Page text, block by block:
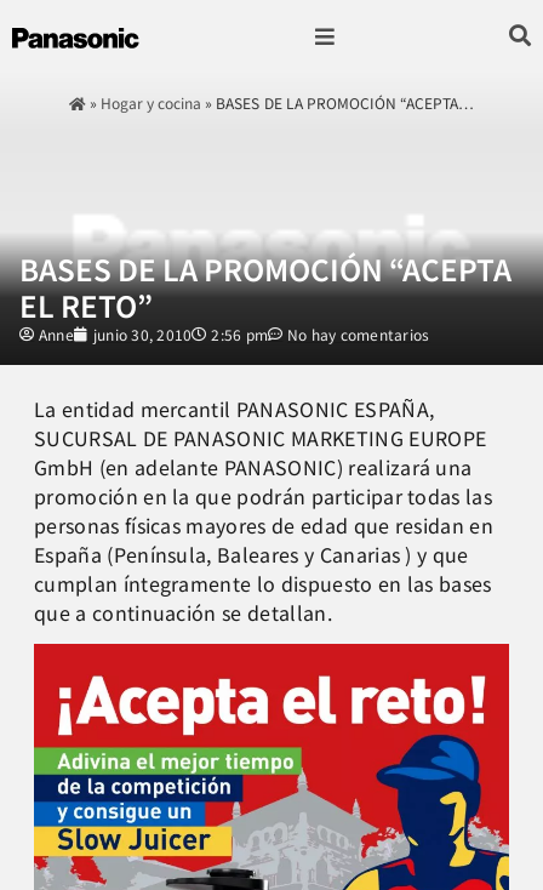
» Hogar y cocina » BASES DE LA PROMOCIÓN “ACEPTA…
BASES DE LA PROMOCIÓN “ACEPTA
EL RETO”
Anne junio 30, 2010 2:56 pm No hay comentarios
La entidad mercantil PANASONIC ESPAÑA,
SUCURSAL DE PANASONIC MARKETING EUROPE
GmbH (en adelante PANASONIC) realizará una
promoción en la que podrán participar todas las
personas físicas mayores de edad que residan en
España (Península, Baleares y Canarias ) y que
cumplan íntegramente lo dispuesto en las bases
que a continuación se detallan.